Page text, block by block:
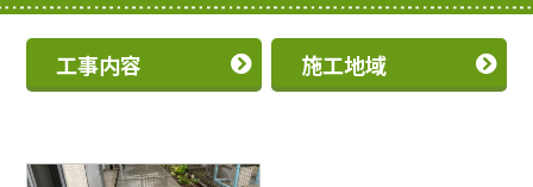
工事内容 施工地域